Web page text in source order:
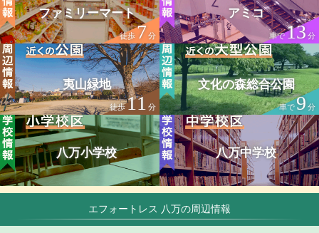
ファミリーマート
徒歩7分
アミコ
車で13分
夷山緑地
徒歩11 分
文化の森総合公園
車で9分
八万小学校 八万中学校
エフォートレス 八万の周辺情報